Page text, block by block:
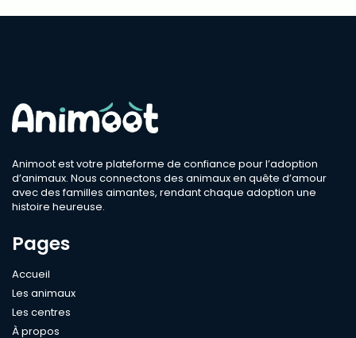
Animoot est votre plateforme de confiance pour l’adoption
d’animaux. Nous connectons des animaux en quête d’amour
avec des familles aimantes, rendant chaque adoption une
histoire heureuse.
Pages
Accueil
Les animaux
Les centres
À propos